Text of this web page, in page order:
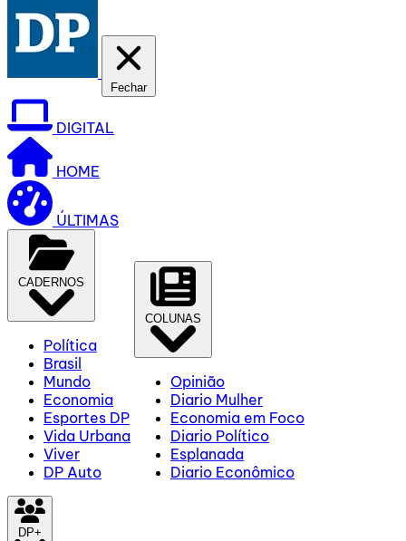
Fechar
DIGITAL
HOME
ÚLTIMAS
CADERNOS
Política
Brasil
Mundo
Economia
Esportes DP
Vida Urbana
Viver
DP Auto
COLUNAS
Opinião
Diario Mulher
Economia em Foco
Diario Político
Esplanada
Diario Econômico
DP+